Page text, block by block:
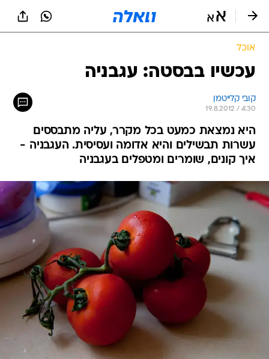
אוכל
עכשיו בבסטה: עגבניה
קובי קלייטמן
19.8.2012 / 4:30
היא נמצאת כמעט בכל מקרר, עליה מתבססים
עשרות תבשילים והיא אדומה ועסיסית. העגבניה -
איך קונים, שומרים ומטפלים בעגבניה